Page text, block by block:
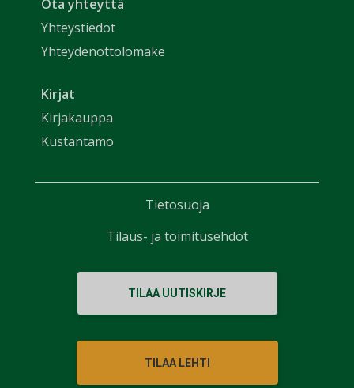
Ota yhteyttä
Yhteystiedot
Yhteydenottolomake
Kirjat
Kirjakauppa
Kustantamo
TILAA UUTISKIRJE
TILAA LEHTI
Tietosuoja
Tilaus- ja toimitusehdot